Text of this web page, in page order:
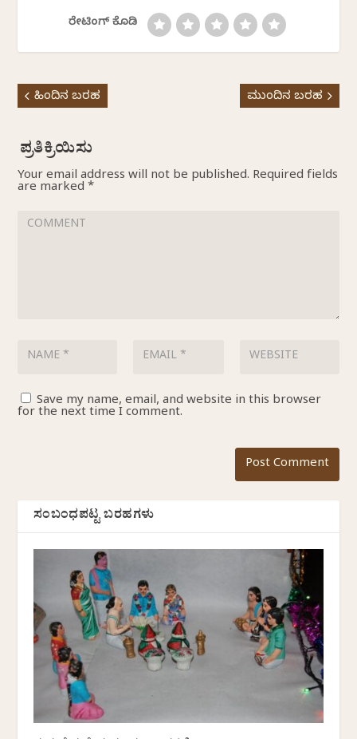
ರೇಟಿಂಗ್ ಕೊಡಿ
ಹಿಂದಿನ ಬರಹ ಮುಂದಿನ ಬರಹ
Your email address will not be published. Required fields
are marked*
Save my name, email, and website in this browser
for the next time I comment.
ಸಂಬಂಧಪಟ್ಟ ಬರಹಗಳು